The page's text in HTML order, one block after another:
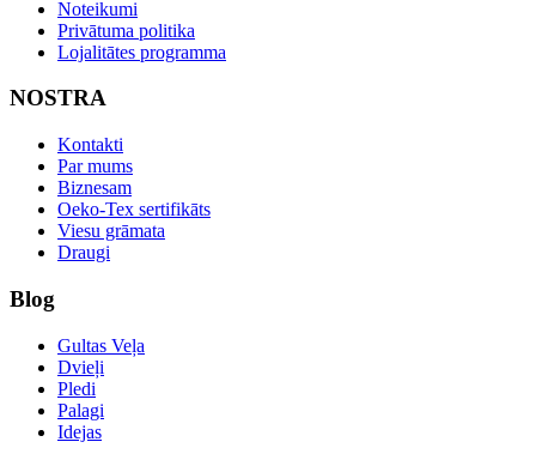
Noteikumi
Privātuma politika
Lojalitātes programma
NOSTRA
Kontakti
Par mums
Biznesam
Oeko-Tex sertifikāts
Viesu grāmata
Draugi
Blog
Gultas Veļa
Dvieļi
Pledi
Palagi
Idejas